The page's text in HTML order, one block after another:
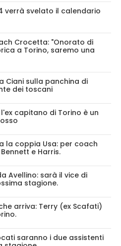
verrà svelato il calendario
Crocetta: "Onorato di
a Torino, saremo una
Ciani sulla panchina di
dei toscani
capitano di Torino è un
la coppia Usa: per coach
e Harris.
Avellino: sarà il vice di
stagione.
arriva: Terry (ex Scafati)
saranno i due assistenti